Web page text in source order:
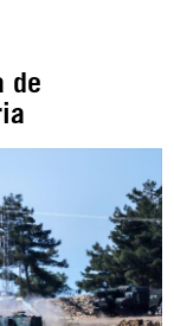
hispantv
de